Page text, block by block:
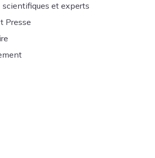
scientifiques et experts
Presse